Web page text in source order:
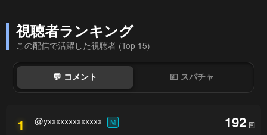
視聴者ランキング
この配信で活躍した視聴者 (Top 15)
💬 コメント 💴 スパチャ
1 @yxxxxxxxxxxxxx M 192 回